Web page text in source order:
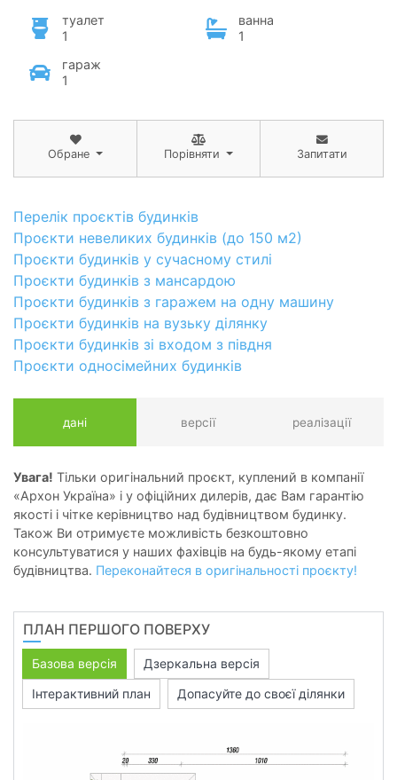
туалет
1
ванна
1
гараж
1
Обране Порівняти Запитати
Перелік проєктів будинків
Проєкти невеликих будинків (до 150 м2)
Проєкти будинків у сучасному стилі
Проєкти будинків з мансардою
Проєкти будинків з гаражем на одну машину
Проєкти будинків на вузьку ділянку
Проєкти будинків зі входом з півдня
Проєкти односімейних будинків
дані версії реалізації
Увага! Тільки оригінальний проєкт, куплений в компанії
«Архон Україна» і у офіційних дилерів, дає Вам гарантію
якості і чітке керівництво над будівництвом будинку.
Також Ви отримуєте можливість безкоштовно
консультуватися у наших фахівців на будь-якому етапі
будівництва. Переконайтеся в оригінальності проєкту!
ПЛАН ПЕРШОГО ПОВЕРХУ
Базова версія
Дзеркальна версія
Інтерактивний план
Допасуйте до своєї ділянки